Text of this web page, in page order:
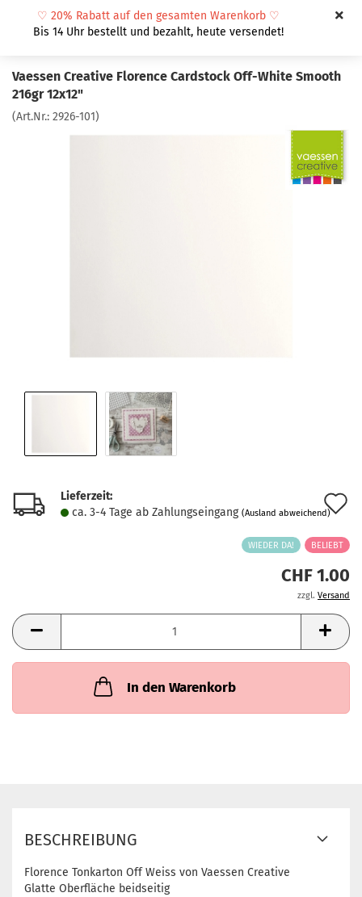
♡ 20% Rabatt auf den gesamten Warenkorb ♡
Bis 14 Uhr bestellt und bezahlt, heute versendet!
Vaessen Creative Florence Cardstock Off-White Smooth
216gr 12x12"
(Art.Nr.: 2926-101)
Lieferzeit:
ca. 3-4 Tage ab Zahlungseingang (Ausland abweichend)
WIEDER DA! BELIEBT
CHF 1.00
zzgl. Versand
In den Warenkorb
BESCHREIBUNG
Florence Tonkarton Off Weiss von Vaessen Creative
Glatte Oberfläche beidseitig